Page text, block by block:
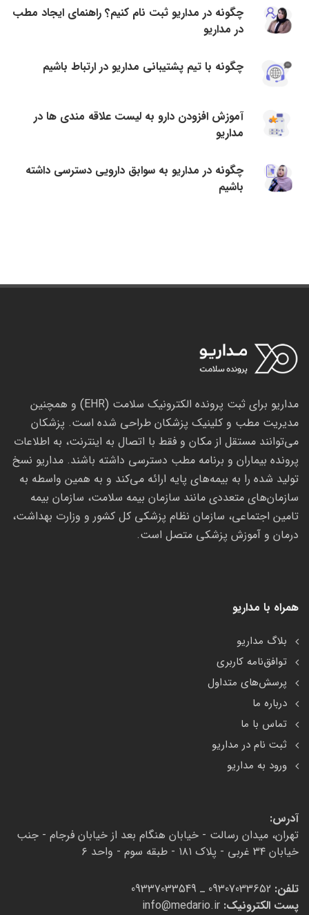
چگونه در مداریو ثبت نام کنیم؟ راهنمای ایجاد مطب
در مداریو
چگونه با تیم پشتیبانی مداریو در ارتباط باشیم
آموزش افزودن دارو به لیست علاقه مندی ها در
مداریو
چگونه در مداریو به سوابق دارویی دسترسی داشته
باشیم
مداریو برای ثبت پرونده الکترونیک سلامت (EHR) و همچنین
مدیریت مطب و کلینیک پزشکان طراحی شده است. پزشکان
می‌توانند مستقل از مکان و فقط با اتصال به اینترنت، به اطلاعات
پرونده بیماران و برنامه مطب دسترسی داشته باشند. مداریو نسخ
تولید شده را به بیمه‌های پایه ارائه می‌کند و به همین واسطه به
سازمان‌های متعددی مانند سازمان بیمه سلامت، سازمان بیمه
تامین اجتماعی، سازمان نظام پزشکی کل کشور و وزارت بهداشت،
درمان و آموزش پزشکی متصل است.
همراه با مداریو
بلاگ مداریو
توافق‌نامه کاربری
پرسش‌های متداول
درباره ما
تماس با ما
ثبت نام در مداریو
ورود به مداریو
آدرس:
تهران، میدان رسالت - خیابان هنگام بعد از خیابان فرجام - جنب
خیابان ۳۴ غربی - پلاک ۱۸۱ - طبقه سوم - واحد ۶
تلفن:
پست الکترونیک: